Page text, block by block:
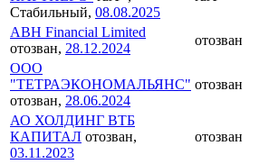
Стабильный, 08.08.2025
ABH Financial Limited
отозван, 28.12.2024
отозван
ООО
"ТЕТРАЭКОНОМАЛЬЯНС"
отозван, 28.06.2024
отозван
АО ХОЛДИНГ ВТБ
КАПИТАЛ отозван,
03.11.2023
отозван